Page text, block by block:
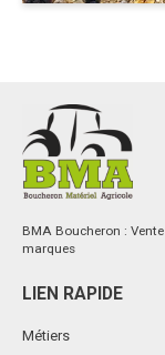
BMA Boucheron :
marques
LIEN RAPIDE
Métiers